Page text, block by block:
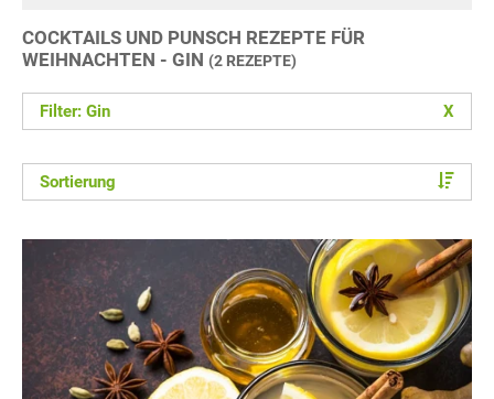
COCKTAILS UND PUNSCH REZEPTE FÜR
WEIHNACHTEN - GIN (2 REZEPTE)
Filter: Gin X
Sortierung